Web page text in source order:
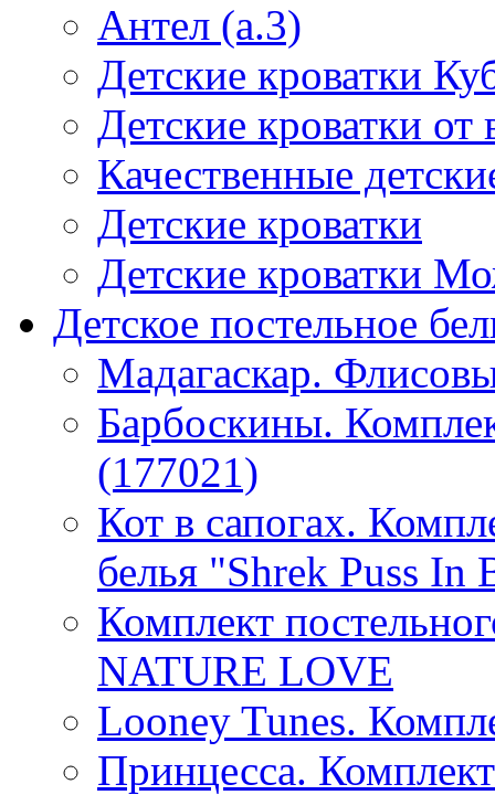
Антел (а.3)
Детские кроватки
Детские кроватки
Качественные
Детские кроватки
Детские кроватки
Детское постельное
Мадагаскар.
Барбоскины.
(177021)
Кот в сапогах.
белья "Shrek Puss In
Комплект
NATURE LOVE
Looney Tunes.
Принцесса.